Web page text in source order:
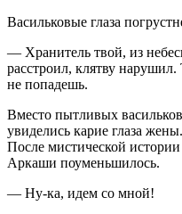
Васильковые глаза
— Хранитель твой, из
расстроил, клятву
не попадешь.
Вместо пытливых
увиделись карие глаза
После мистической
Аркаши поуменьшилось.
— Ну-ка, идем со мной!